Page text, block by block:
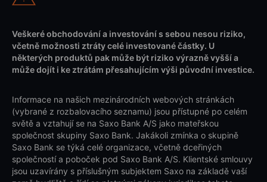
Veškeré obchodování a investování s sebou nesou riziko,
včetně možnosti ztráty celé investované částky. U
některých produktů pak může být riziko výrazně vyšší a
může dojít i ke ztrátám přesahujícím výši původní investice.
Informace na našich mezinárodních webových stránkách
(vybrané z rozbalovacího seznamu) jsou přístupné po celém
světě a vztahují se na Saxo Bank A/S jako mateřskou
společnost skupiny Saxo Bank. Jakákoli zmínka o skupině
Saxo Bank se týká celé organizace, včetně dceřiných
společností a poboček pod Saxo Bank A/S. Klientské smlouvy
jsou uzavírány s příslušným subjektem Saxo na základě vaší